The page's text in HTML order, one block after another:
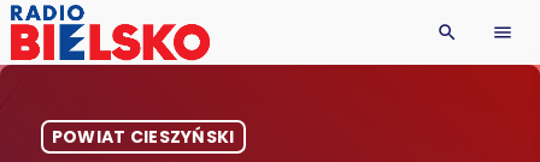
search menu
POWIAT CIESZYŃSKI